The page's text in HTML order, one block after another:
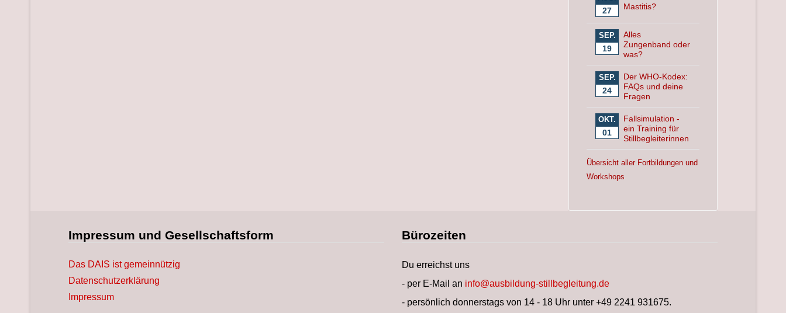
27
Mastitis?
SEP.
19
Alles
Zungenband oder
was?
SEP.
24
Der WHO-Kodex:
FAQs und deine
Fragen
OKT.
01
Fallsimulation -
ein Training für
Stillbegleiterinnen
Übersicht aller Fortbildungen und
Workshops
Impressum und Gesellschaftsform
Das DAIS ist gemeinnützig
Datenschutzerklärung
Impressum
Bürozeiten
Du erreichst uns
- per E-Mail an info@ausbildung-stillbegleitung.de
- persönlich donnerstags von 14 - 18 Uhr unter +49 2241 931675.